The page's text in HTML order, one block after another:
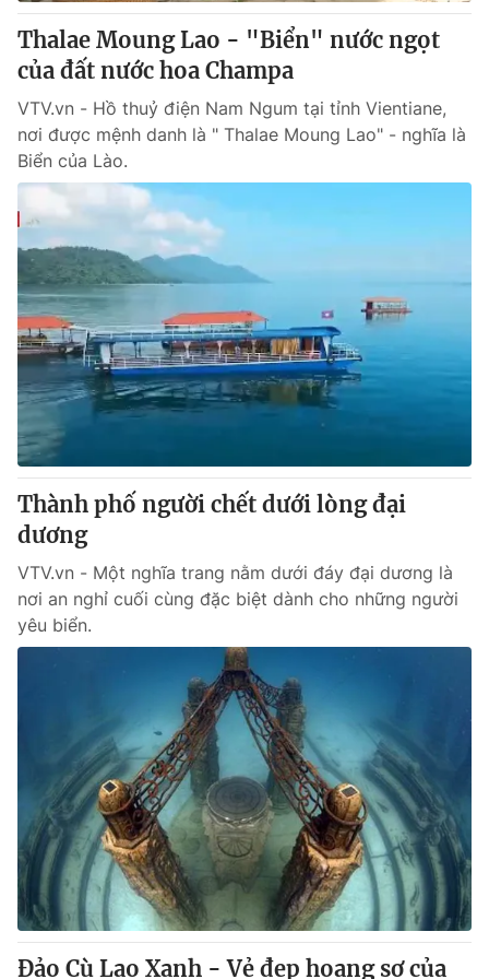
® Cấm sao chép dưới mọi hình thức nếu không có sự chấp
thuận bằng văn bản. Ghi rõ nguồn VTV.vn khi phát hành lại
thông tin từ website này.
Thalae Moung Lao - "Biển" nước ngọt
của đất nước hoa Champa
VTV.vn - Hồ thuỷ điện Nam Ngum tại tỉnh Vientiane,
nơi được mệnh danh là " Thalae Moung Lao" - nghĩa là
Biển của Lào.
Thành phố người chết dưới lòng đại
dương
VTV.vn - Một nghĩa trang nằm dưới đáy đại dương là
nơi an nghỉ cuối cùng đặc biệt dành cho những người
yêu biển.
Đảo Cù Lao Xanh - Vẻ đẹp hoang sơ của